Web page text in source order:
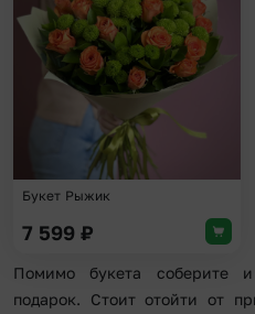
Букет Рыжик
7 599 ₽
Помимо букета соберите и
подарок. Стоит отойти от